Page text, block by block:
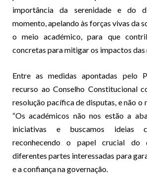
importância da serenidade e do
momento, apelando às forças vivas da
o meio académico, para que
concretas para mitigar os impactos das
Entre as medidas apontadas pelo
recurso ao Conselho Constitucional
resolução pacífica de disputas, e não o
“Os académicos não nos estão a
iniciativas e buscamos ideias
reconhecendo o papel crucial do
diferentes partes interessadas para
e a confiança na governação.